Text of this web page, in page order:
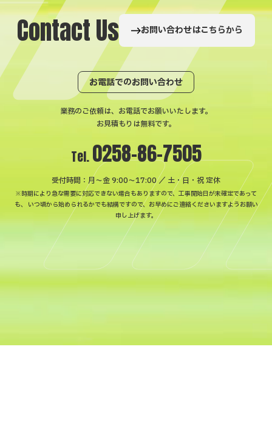
ContactUs お問い合わせはこちらから
お電話でのお問い合わせ
業務のご依頼は、お電話でお願いいたします。
お見積もりは無料です。
Tel.0258-86-7505
受付時間：月〜金 9:00～17:00 ／ 土・日・祝 定休
※時期により急な需要に対応できない場合もありますので、工事開始日が未確定であって
も、
いつ頃から始められるかでも結構ですので、お早めにご連絡くださいますようお願い
申し上げます。